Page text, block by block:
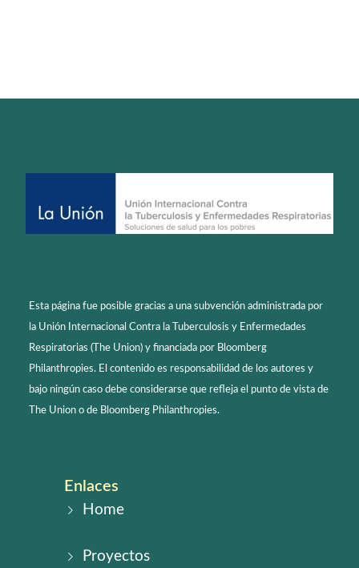
Esta página fue posible gracias a una subvención administrada por
la Unión Internacional Contra la Tuberculosis y Enfermedades
Respiratorias (The Union) y financiada por Bloomberg
Philanthropies. El contenido es responsabilidad de los autores y
bajo ningún caso debe considerarse que refleja el punto de vista de
The Union o de Bloomberg Philanthropies.
Enlaces
Home
Proyectos